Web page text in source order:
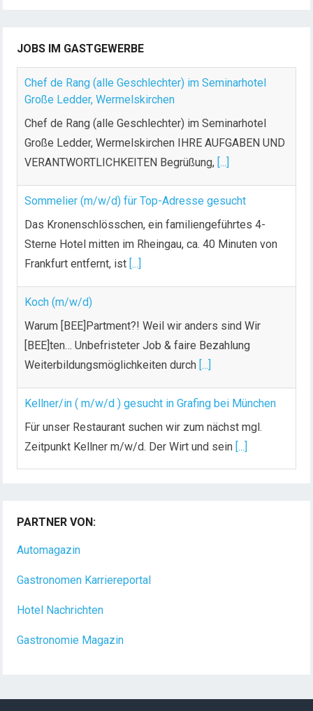
JOBS IM GASTGEWERBE
Chef de Rang (alle Geschlechter) im Seminarhotel
Große Ledder, Wermelskirchen
Chef de Rang (alle Geschlechter) im Seminarhotel
Große Ledder, Wermelskirchen IHRE AUFGABEN UND
VERANTWORTLICHKEITEN Begrüßung, [...]
Sommelier (m/w/d) für Top-Adresse gesucht
Das Kronenschlösschen, ein familiengeführtes 4-
Sterne Hotel mitten im Rheingau, ca. 40 Minuten von
Frankfurt entfernt, ist [...]
Koch (m/w/d)
Warum [BEE]Partment?! Weil wir anders sind Wir
[BEE]ten… Unbefristeter Job & faire Bezahlung
Weiterbildungsmöglichkeiten durch [...]
Kellner/in ( m/w/d ) gesucht in Grafing bei München
Für unser Restaurant suchen wir zum nächst mgl.
Zeitpunkt Kellner m/w/d. Der Wirt und sein [...]
Dein Arbeitsplatz mit Urlaubsfeeling Chef de Rang
(m/w/d) Du bist Gastgeber aus Leidenschaft und
PARTNER VON:
Automagazin
Gastronomen Karriereportal
Hotel Nachrichten
Gastronomie Magazin